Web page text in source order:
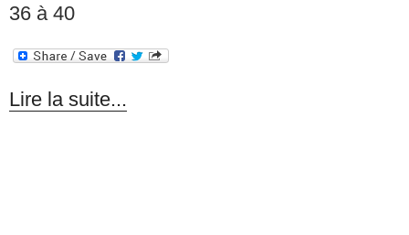
36 à 40
Lire la suite...